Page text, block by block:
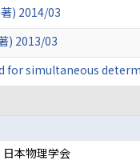
) 2014/03
) 2013/03
for simultaneous
日本物理学会